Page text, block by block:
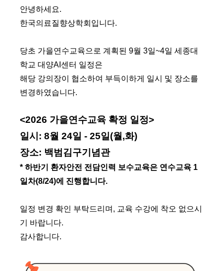
안녕하세요.
한국의료질향상학회입니다.
당초 가을연수교육으로 계획된 9월 3일~4일 세종대
학교 대양AI센터 일정은
해당 강의장이 협소하여 부득이하게 일시 및 장소를
변경하였습니다.
<2026 가을연수교육 확정 일정>
일시: 8월 24일 - 25일(월,화)
장소: 백범김구기념관
* 하반기 환자안전 전담인력 보수교육은 연수교육 1
일차(8/24)에 진행합니다.
일정 변경 확인 부탁드리며, 교육 수강에 착오 없으시
기 바랍니다.
감사합니다.